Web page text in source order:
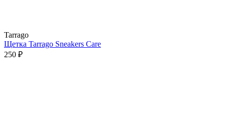
Tarrago
Щетка Tarrago Sneakers Care
250 ₽